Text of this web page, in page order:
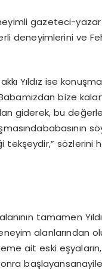
gazeteci-
deneyimlerini ve
Yıldız ise
bize
giderek,bu
babasının
tekşeydir,” sözlerini
alanının tamamen
alanlarından
ait eski eşyaların
başlayan